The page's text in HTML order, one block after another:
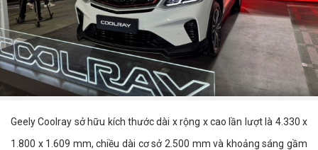
Geely Coolray sở hữu kích thước dài x rộng x cao lần lượt là 4.330 x
1.800 x 1.609 mm, chiều dài cơ sở 2.500 mm và khoảng sáng gầm